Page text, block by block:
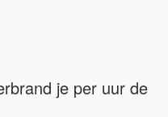
je per uur de